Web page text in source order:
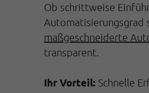
Ob schrittweise
Automatisierungsgrad
maßgeschneiderte
transparent.
Ihr Vorteil: Schnelle